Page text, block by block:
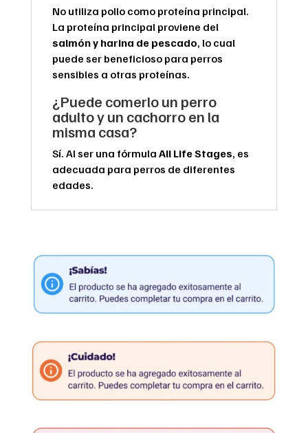
No utiliza pollo como proteína principal.
La proteína principal proviene del
salmón y harina de pescado, lo cual
puede ser beneficioso para perros
sensibles a otras proteínas.
¿Puede comerlo un perro
adulto y un cachorro en la
misma casa?
Sí. Al ser una fórmula All Life Stages, es
adecuada para perros de diferentes
edades.